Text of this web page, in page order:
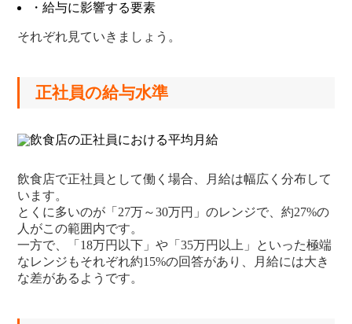
・給与に影響する要素
それぞれ見ていきましょう。
正社員の給与水準
飲食店で正社員として働く場合、月給は幅広く分布して
います。
とくに多いのが「27万～30万円」のレンジで、約27%の
人がこの範囲内です。
一方で、「18万円以下」や「35万円以上」といった極端
なレンジもそれぞれ約15%の回答があり、月給には大き
な差があるようです。